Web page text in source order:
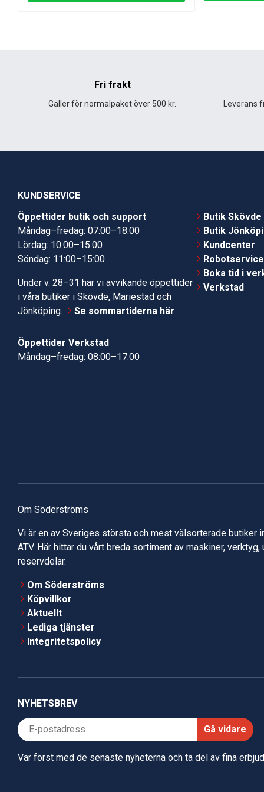
Fri frakt
Gäller för normalpaket över 500 kr. Leverans
KUNDSERVICE
Öppettider butik och support
Måndag–fredag: 07:00–18:00
Lördag: 10:00–15:00
Söndag: 11:00–15:00
Under v. 28–31 har vi avvikande öppettider
i våra butiker i Skövde, Mariestad och
Jönköping.
Se sommartiderna här
Öppettider Verkstad
Måndag–fredag: 08:00–17:00
Butik Skövde
Butik
Kundcenter
Robotservice
Boka tid i
Verkstad
Om Söderströms
Vi är en av Sveriges största och mest välsorterade butiker
ATV. Här hittar du vårt breda sortiment av maskiner, verktyg,
reservdelar.
Om Söderströms
Köpvillkor
Aktuellt
Lediga tjänster
Integritetspolicy
NYHETSBREV
Gå vidare
Var först med de senaste nyheterna och ta del av fina